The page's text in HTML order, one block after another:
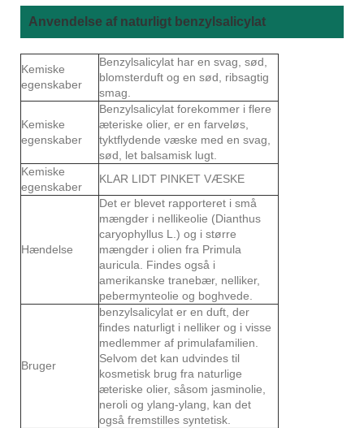
Anvendelse af naturligt benzylsalicylat
Kemiske
egenskaber
Benzylsalicylat har en svag, sød,
blomsterduft og en sød, ribsagtig
smag.
Kemiske
egenskaber
Benzylsalicylat forekommer i flere
æteriske olier, er en farveløs,
tyktflydende væske med en svag,
sød, let balsamisk lugt.
Kemiske
egenskaber
KLAR LIDT PINKET VÆSKE
Hændelse
Det er blevet rapporteret i små
mængder i nellikeolie (Dianthus
caryophyllus L.) og i større
mængder i olien fra Primula
auricula. Findes også i
amerikanske tranebær, nelliker,
pebermynteolie og boghvede.
Bruger
benzylsalicylat er en duft, der
findes naturligt i nelliker og i visse
medlemmer af primulafamilien.
Selvom det kan udvindes til
kosmetisk brug fra naturlige
æteriske olier, såsom jasminolie,
neroli og ylang-ylang, kan det
også fremstilles syntetisk.